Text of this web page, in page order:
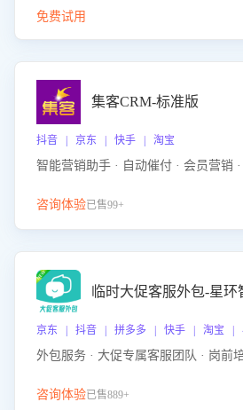
免费试用
集客CRM-标准版
抖音 | 京东 | 快手 | 淘宝
智能营销助手 · 自动催付 · 会员营销
咨询体验已售99+
临时大促客服外包-星环
京东 | 抖音 | 拼多多 | 快手 | 淘宝 |
外包服务 · 大促专属客服团队 · 岗前培
咨询体验已售889+